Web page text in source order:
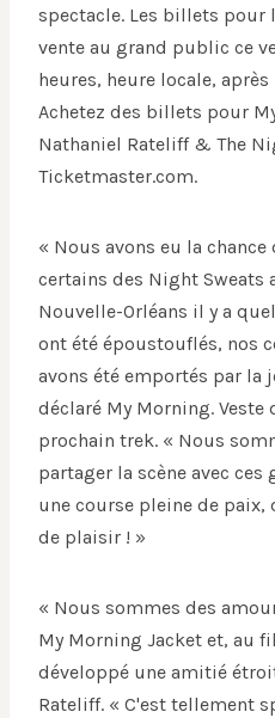
spectacle. Les billets pour
vente au grand public ce
heures, heure locale,
Achetez des billets pour
Nathaniel Rateliff & The
Ticketmaster.com.
« Nous avons eu la
certains des Night Sweats
Nouvelle-Orléans il y a
ont été époustouflés, nos
avons été emportés par la
déclaré My Morning. Veste
prochain trek. « Nous
partager la scène avec
une course pleine de
de plaisir ! »
« Nous sommes des
My Morning Jacket et, au
développé une amitié
Rateliff. « C'est tellement